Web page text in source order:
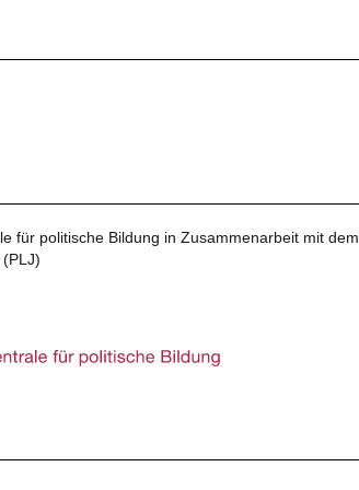
für politische Bildung in Zusammenarbeit mit dem